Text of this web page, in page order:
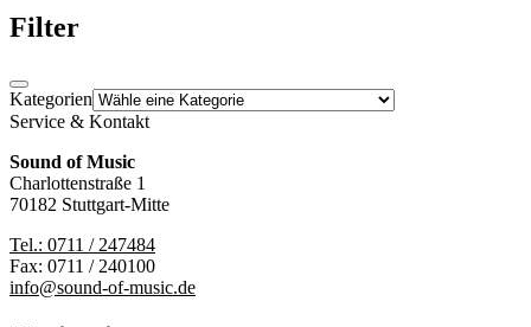
Filter
Kategorien
Service & Kontakt
Sound of Music
Charlottenstraße 1
70182 Stuttgart-Mitte
Tel.: 0711 / 247484
Fax: 0711 / 240100
info@sound-of-music.de